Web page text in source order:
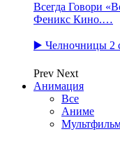
Всегда Говори
Феникс Кино.…
▶️ Челночницы 2
Prev Next
Анимация
Все
Аниме